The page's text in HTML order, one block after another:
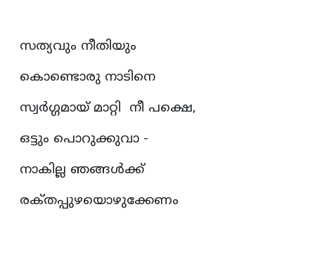
സത്യവും നീതിയും
കൊണ്ടൊരു നാടിനെ
സ്വർഗ്ഗമായ്‌ മാറ്റി നീ പക്ഷെ,
ഒട്ടും പൊറുക്കുവാ -
നാകില്ല ഞങ്ങൾക്ക്‌
രക്‌തപ്പുഴയൊഴുക്കേണം